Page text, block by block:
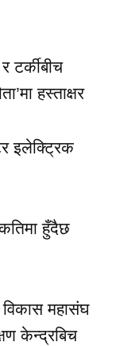
टर्कीबीच
हस्ताक्षर
इलेक्ट्रिक
हुँदैछ
महासंघ
केन्द्रबिच